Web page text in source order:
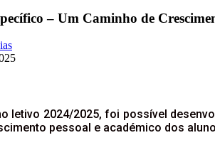
– Um Caminho de
letivo 2024/2025, foi possível
pessoal e académico dos